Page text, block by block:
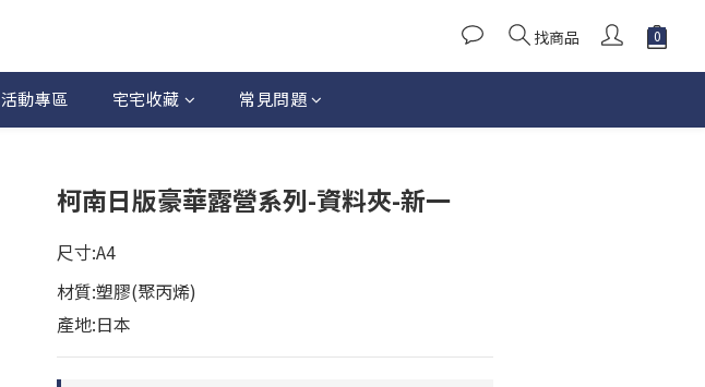
找商品
活動專區 宅宅收藏 常見問題
柯南日版豪華露營系列-資料夾-新一
尺寸:A4
材質:塑膠(聚丙烯)
產地:日本